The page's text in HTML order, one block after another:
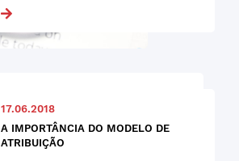
17.06.2018
A IMPORTÂNCIA DO MODELO DE
ATRIBUIÇÃO